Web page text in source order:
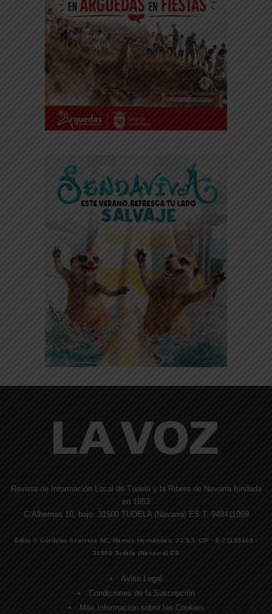
Revista de Información Local de Tudela y la Ribera de Navarra fundada
en 1953
C/Alhemas 10, bajo. 31500 TUDELA (Navarra) ES T. 948411059
Edita © Córdoba Acarreta AC, Ramos Hernández, JJ S.I. CIF · E-71185169 ·
31500 Tudela (Navarra) ES
Aviso Legal
Condiciones de la Suscripción
Más Información sobre las Cookies